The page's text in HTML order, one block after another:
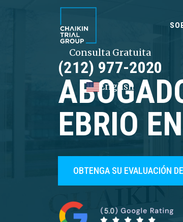
Consulta Gratuita
(212) 977-2020
English
EBRIO
OBTENGA SU EVALUACIÓN